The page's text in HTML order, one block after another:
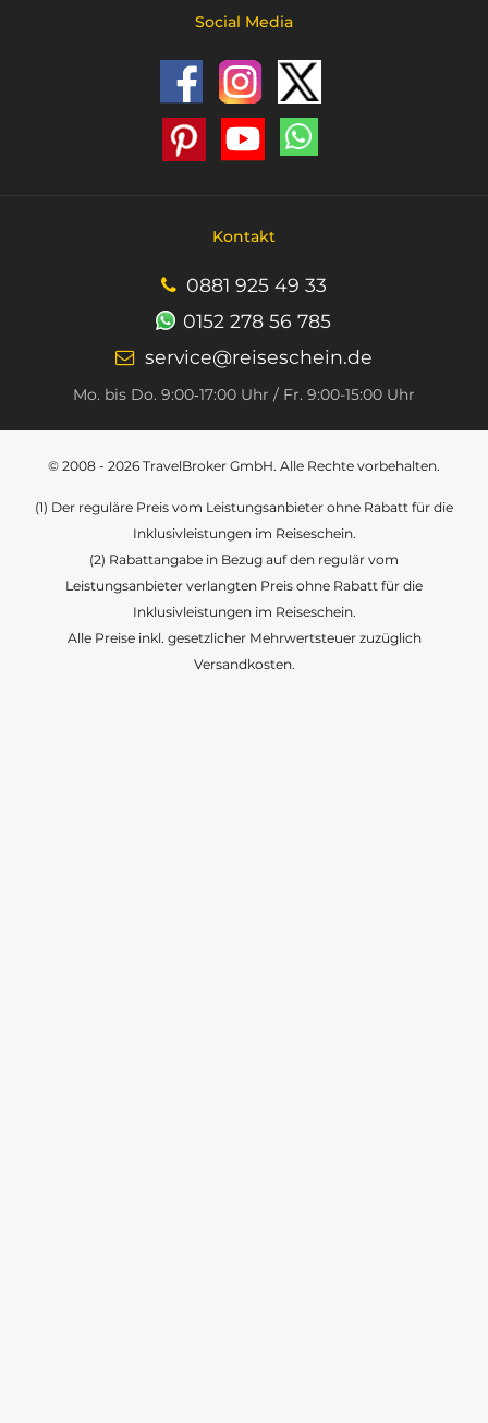
Social Media
Kontakt
0881 925 49 33
0152 278 56 785
service@reiseschein.de
Mo. bis Do. 9:00‑17:00 Uhr / Fr. 9:00-15:00 Uhr
© 2008 - 2026 TravelBroker GmbH. Alle Rechte vorbehalten.
(1) Der reguläre Preis vom Leistungsanbieter ohne Rabatt für die
Inklusivleistungen im Reiseschein.
(2) Rabattangabe in Bezug auf den regulär vom
Leistungsanbieter verlangten Preis ohne Rabatt für die
Inklusivleistungen im Reiseschein.
Alle Preise inkl. gesetzlicher Mehrwertsteuer zuzüglich
Versandkosten.